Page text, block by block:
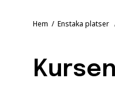
Hem / Enstaka platser